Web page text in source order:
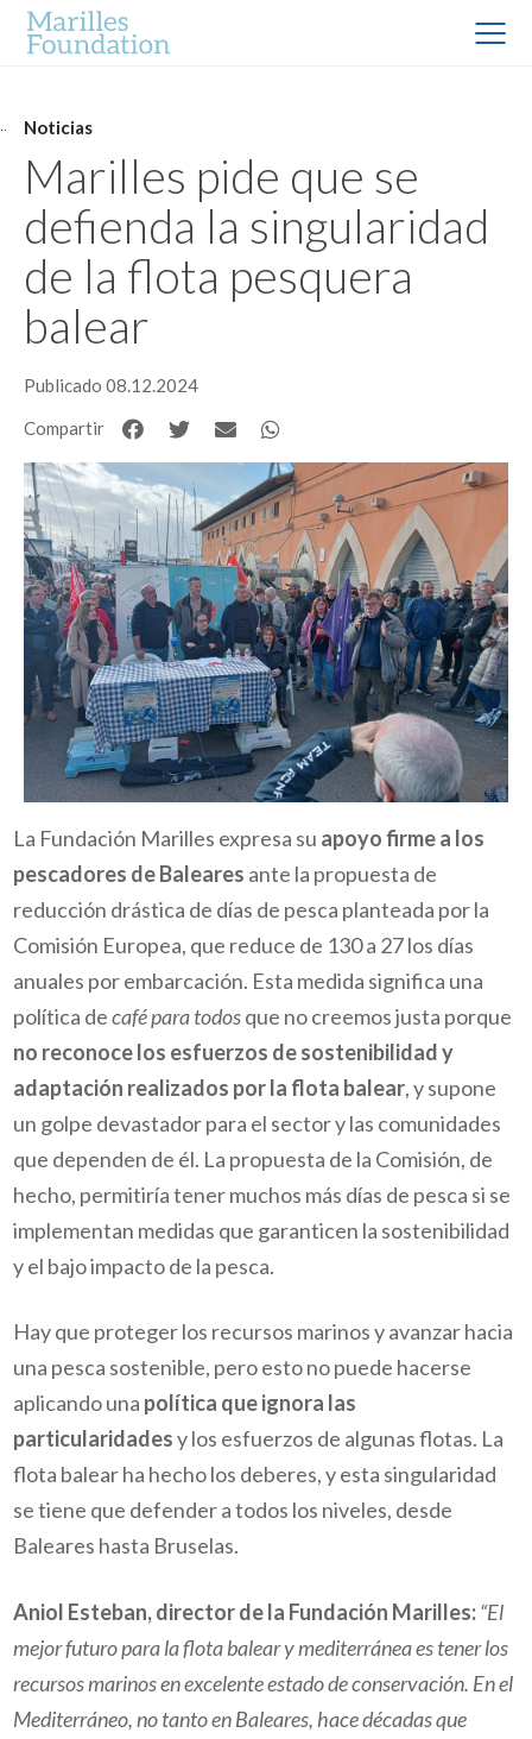
Noticias
Marilles pide que se
defienda la singularidad
de la flota pesquera
balear
Publicado 08.12.2024
Compartir
La Fundación Marilles expresa su apoyo firme a los
pescadores de Baleares ante la propuesta de
reducción drástica de días de pesca planteada por la
Comisión Europea, que reduce de 130 a 27 los días
anuales por embarcación. Esta medida significa una
política decafé para todosque no creemos justa porque
no reconoce los esfuerzos de sostenibilidad y
adaptación realizados por la flota balear, y supone
un golpe devastador para el sector y las comunidades
que dependen de él. La propuesta de la Comisión, de
hecho, permitiría tener muchos más días de pesca si se
implementan medidas que garanticen la sostenibilidad
y el bajo impacto de la pesca.
Hay que proteger los recursos marinos y avanzar hacia
una pesca sostenible, pero esto no puede hacerse
aplicando una política que ignora las
particularidadesy los esfuerzos de algunas flotas. La
flota balear ha hecho los deberes, y esta singularidad
se tiene que defender a todos los niveles, desde
Baleares hasta Bruselas.
Aniol Esteban, director de la Fundación Marilles:“El
mejor futuro para la flota balear y mediterránea es tener los
recursos marinos en excelente estado de conservación. En el
Mediterráneo, no tanto en Baleares, hace décadas que